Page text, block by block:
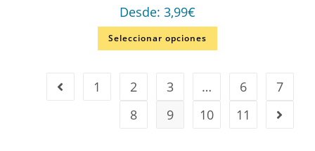
Desde: 3,99€
Seleccionar opciones
1 2 3 … 6
7
8
9 10 11